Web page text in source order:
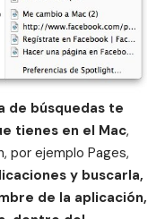
de búsquedas te
tienes en el Mac,
por ejemplo Pages,
y buscarla,
de la aplicación,